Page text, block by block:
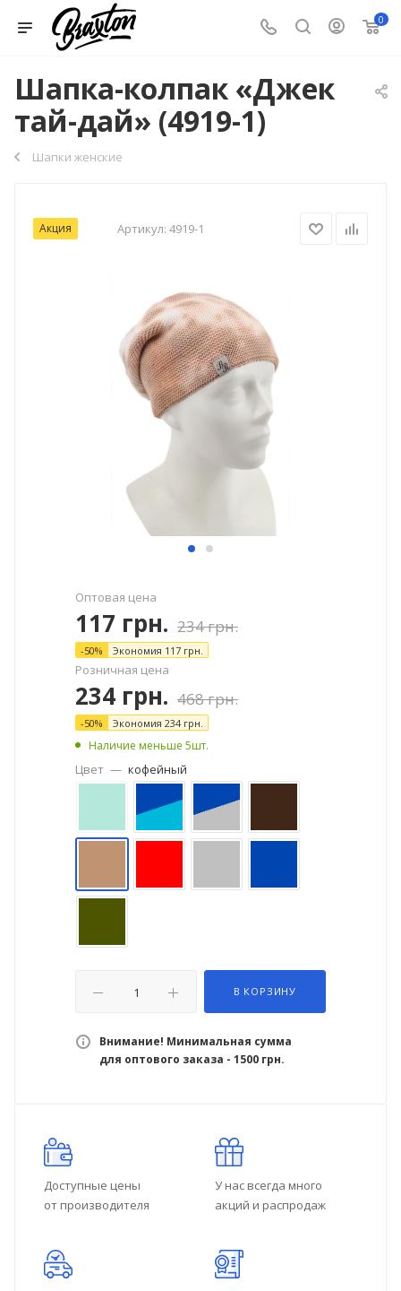
0
Шапка-колпак «Джек
тай-дай» (4919-1)
Шапки женские
Акция Артикул: 4919-1
Оптовая цена
117 грн. 234грн.
-50% Экономия 117 грн.
Розничная цена
234 грн. 468грн.
-50% Экономия 234грн.
Наличие меньше 5шт.
Цвет — кофейный
В КОРЗИНУ
Внимание! Минимальная сумма
для оптового заказа - 1500 грн.
Доступные цены
от производителя
У нас всегда много
акций и распродаж